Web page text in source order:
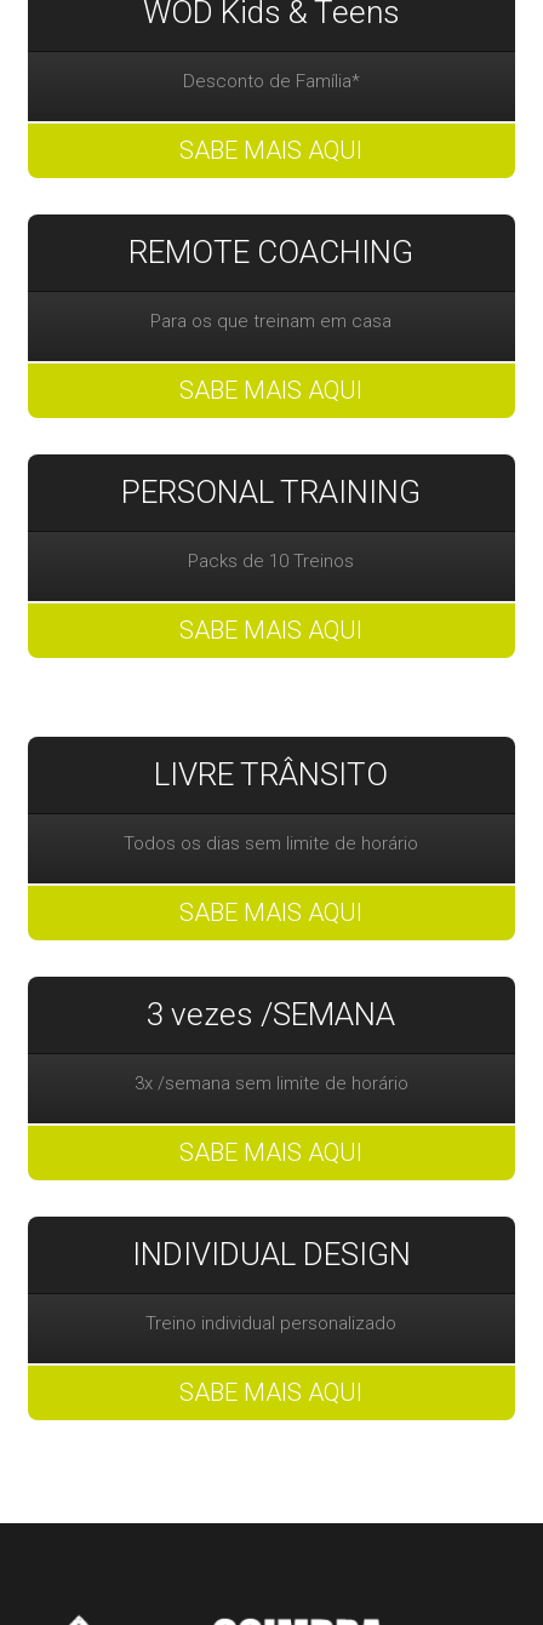
WOD Kids & Teens
Desconto de Família*
SABE MAIS AQUI
REMOTE COACHING
Para os que treinam em casa
SABE MAIS AQUI
PERSONAL TRAINING
Packs de 10 Treinos
SABE MAIS AQUI
LIVRE TRÂNSITO
Todos os dias sem limite de horário
SABE MAIS AQUI
3 vezes /SEMANA
3x /semana sem limite de horário
SABE MAIS AQUI
INDIVIDUAL DESIGN
Treino individual personalizado
SABE MAIS AQUI